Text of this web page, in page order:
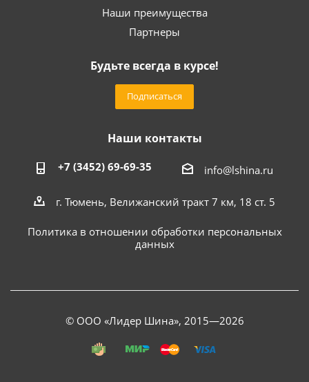
Наши преимущества
Партнеры
Будьте всегда в курсе!
Подписаться
Наши контакты
+7 (3452) 69-69-35 info@lshina.ru
г. Тюмень, Велижанский тракт 7 км, 18 ст. 5
Политика в отношении обработки персональных
данных
© ООО «Лидер Шина», 2015—2026